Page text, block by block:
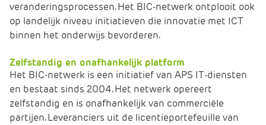
veranderingsprocessen. Het BIC-netwerk ontplooit ook
op landelijk niveau initiatieven die innovatie met ICT
binnen het onderwijs bevorderen.
Zelfstandig en onafhankelijk platform
Het BIC-netwerk is een initiatief van APS IT-diensten
en bestaat sinds 2004. Het netwerk opereert
zelfstandig en is onafhankelijk van commerciële
partijen. Leveranciers uit de licentieportefeuille van